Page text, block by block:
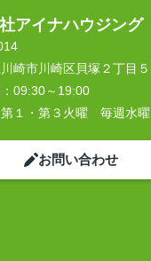
アイナハウジング
崎市川崎区貝塚２丁目
09:30～19:00
第１・第３火曜 毎週水
お問い合わせ